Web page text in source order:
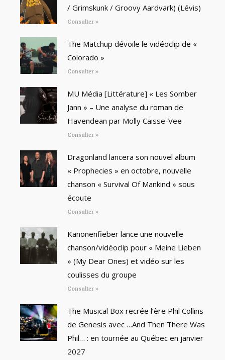
/ Grimskunk / Groovy Aardvark) (Lévis)
Consulter »
The Matchup dévoile le vidéoclip de «
Colorado »
Consulter »
MU Média [Littérature] « Les Somber
Jann » – Une analyse du roman de
Havendean par Molly Caisse-Vee
Consulter »
Dragonland lancera son nouvel album
« Prophecies » en octobre, nouvelle
chanson « Survival Of Mankind » sous
écoute
Consulter »
Kanonenfieber lance une nouvelle
chanson/vidéoclip pour « Meine Lieben
» (My Dear Ones) et vidéo sur les
coulisses du groupe
Consulter »
The Musical Box recrée l’ère Phil Collins
de Genesis avec …And Then There Was
Phil… : en tournée au Québec en janvier
2027